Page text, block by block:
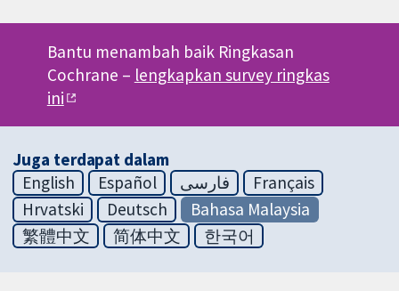
Bantu menambah baik Ringkasan
Cochrane – lengkapkan survey ringkas
ini
Juga terdapat dalam
English
Español فارسی
Français
Hrvatski
Deutsch
Bahasa Malaysia
繁體中文
简体中文 한국어